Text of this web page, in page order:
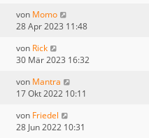
von Momo
28 Apr 2023 11:48
von Rick
30 Mär 2023 16:32
von Mantra
17 Okt 2022 10:11
von Friedel
28 Jun 2022 10:31